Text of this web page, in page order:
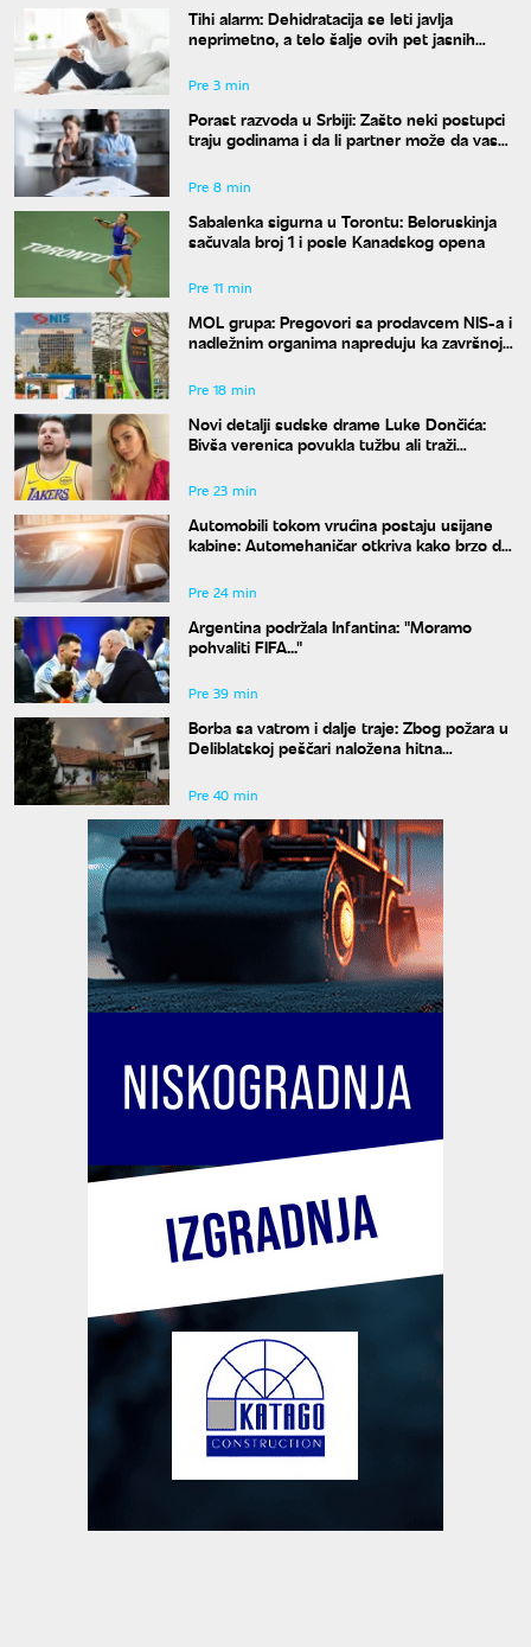
Tihi alarm: Dehidratacija se leti javlja
neprimetno, a telo šalje ovih pet jasnih
Pre 3 min
Porast razvoda u Srbiji: Zašto neki postupci
traju godinama i da li partner može da vas
Pre 8 min
Sabalenka sigurna u Torontu: Beloruskinja
sačuvala broj 1 i posle Kanadskog opena
Pre 11 min
MOL grupa: Pregovori sa prodavcem NIS-a i
nadležnim organima napreduju ka završnoj
Pre 18 min
Novi detalji sudske drame Luke Dončića:
Bivša verenica povukla tužbu ali traži
Pre 23 min
Automobili tokom vrućina postaju usijane
kabine: Automehaničar otkriva kako brzo da
Pre 24 min
Argentina podržala Infantina: "Moramo
pohvaliti FIFA..."
Pre 39 min
Borba sa vatrom i dalje traje: Zbog požara u
Deliblatskoj peščari naložena hitna
Pre 40 min